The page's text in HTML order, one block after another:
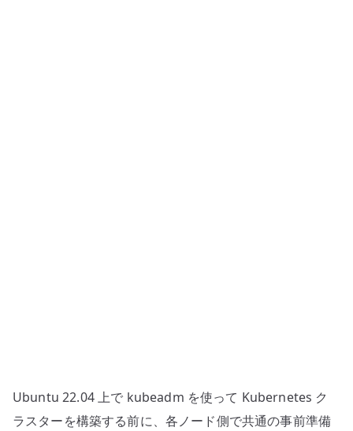
の
前
Ubuntu 22.04 上で kubeadm を使って Kubernetes ク
ラスターを構築する前に、各ノード側で共通の事前準備